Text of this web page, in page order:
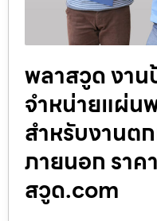
พลาสวูด งา
จำหน่ายแผ่น
สำหรับงานต
ภายนอก รา
สวูด.com